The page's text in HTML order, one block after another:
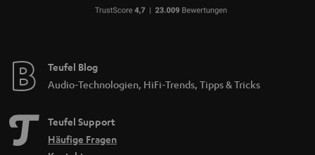
Teufel Blog
Audio-Technologien, HiFi-Trends, Tipps & Tricks
Teufel Support
Häufige Fragen